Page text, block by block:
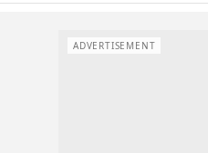
ADVERTISEMENT